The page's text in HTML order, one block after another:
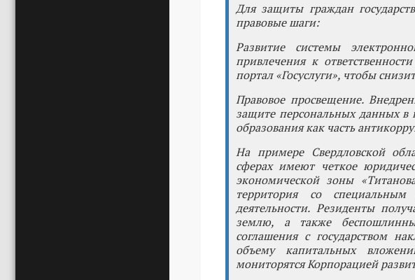
Для защиты граждан
правовые шаги:
Развитие системы
привлечения к
портал «Госуслуги», чтобы
Правовое просвещение.
защите персональных данных в
образования как часть
На примере Свердловской
сферах имеют четкое
экономической зоны
территория со специальным
деятельности. Резиденты
землю, а также
соглашения с государством
объему капитальных
мониторятся Корпорацией